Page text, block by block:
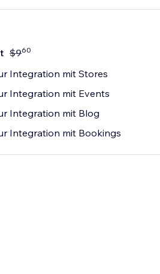
$960
Integration mit Stores
Integration mit Events
Integration mit Blog
Integration mit Bookings